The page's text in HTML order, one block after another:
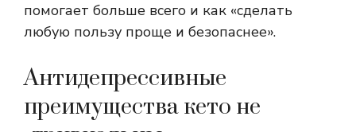
помогает больше всего и как «сделать
любую пользу проще и безопаснее».
Антидепрессивные
преимущества кето не